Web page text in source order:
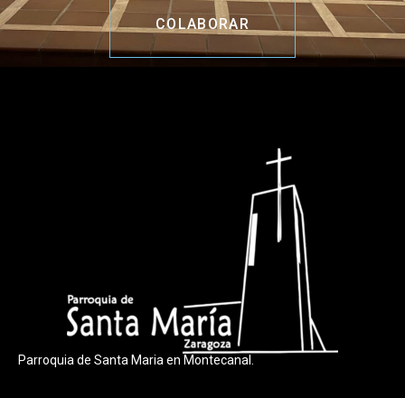
COLABORAR
Parroquia de Santa Maria en Montecanal.